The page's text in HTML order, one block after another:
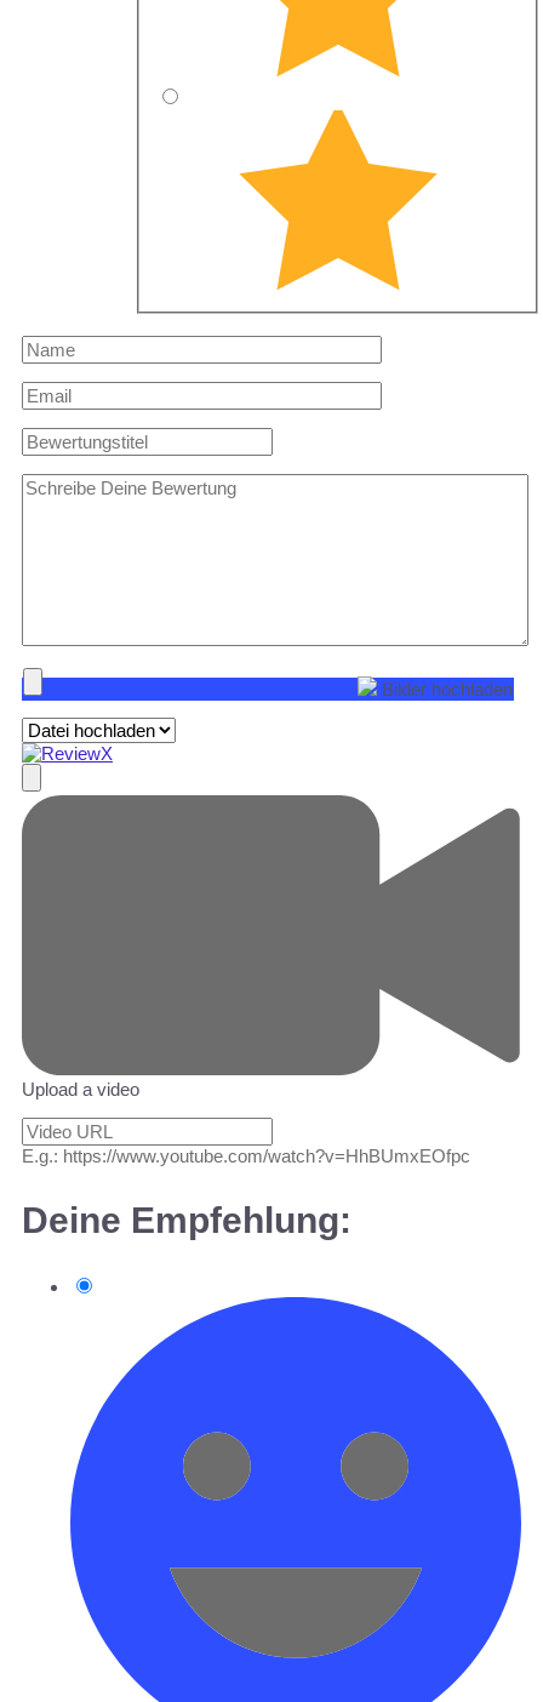
Bilder hochladen
Upload a video
E.g.: https://www.youtube.com/watch?v=HhBUmxEOfpc
Deine Empfehlung: